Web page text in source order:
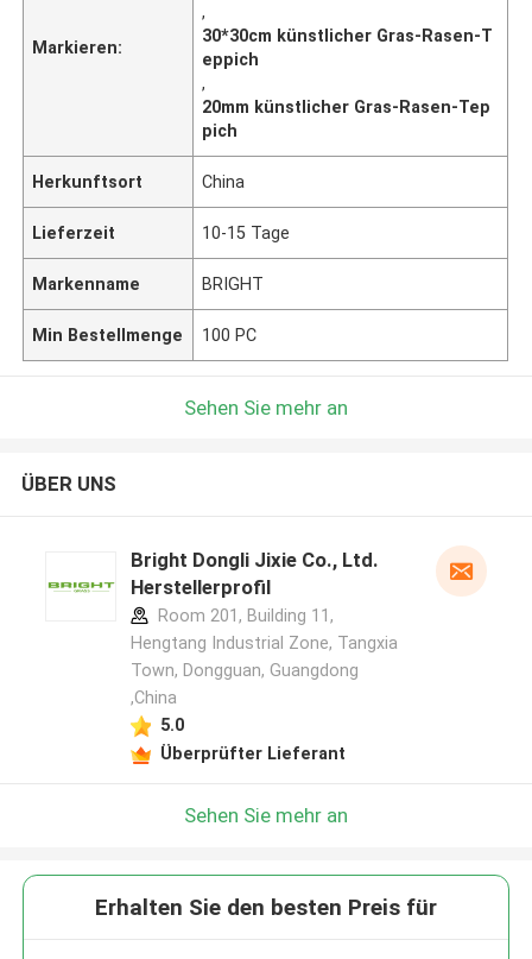
Markieren:
,
30*30cm künstlicher Gras-Rasen-T
eppich
,
20mm künstlicher Gras-Rasen-Tep
pich
Herkunftsort China
Lieferzeit 10-15 Tage
Markenname BRIGHT
Min Bestellmenge 100 PC
Sehen Sie mehr an
ÜBER UNS
Bright Dongli Jixie Co., Ltd.
Herstellerprofil
Room 201, Building 11,
Hengtang Industrial Zone, Tangxia
Town, Dongguan, Guangdong
,China
5.0
Überprüfter Lieferant
Sehen Sie mehr an
Erhalten Sie den besten Preis für